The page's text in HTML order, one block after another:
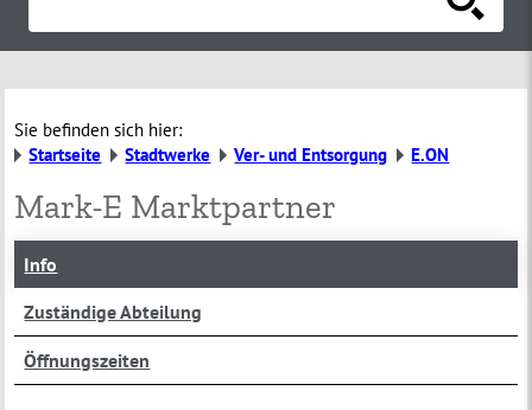
Sie befinden sich hier:
Startseite
Stadtwerke Ver- und Entsorgung E.ON
Mark-E Marktpartner
Info
Zuständige Abteilung
Öffnungszeiten